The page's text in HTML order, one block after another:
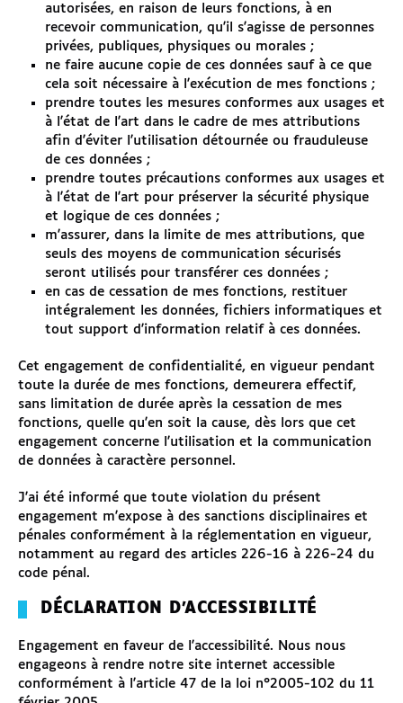
autorisées, en raison de leurs fonctions, à en
recevoir communication, qu'il s'agisse de personnes
privées, publiques, physiques ou morales ;
ne faire aucune copie de ces données sauf à ce que
cela soit nécessaire à l'exécution de mes fonctions ;
prendre toutes les mesures conformes aux usages et
à l'état de l'art dans le cadre de mes attributions
afin d'éviter l'utilisation détournée ou frauduleuse
de ces données ;
prendre toutes précautions conformes aux usages et
à l'état de l'art pour préserver la sécurité physique
et logique de ces données ;
m'assurer, dans la limite de mes attributions, que
seuls des moyens de communication sécurisés
seront utilisés pour transférer ces données ;
en cas de cessation de mes fonctions, restituer
intégralement les données, fichiers informatiques et
tout support d'information relatif à ces données.
Cet engagement de confidentialité, en vigueur pendant
toute la durée de mes fonctions, demeurera effectif,
sans limitation de durée après la cessation de mes
fonctions, quelle qu'en soit la cause, dès lors que cet
engagement concerne l'utilisation et la communication
de données à caractère personnel.
J'ai été informé que toute violation du présent
engagement m'expose à des sanctions disciplinaires et
pénales conformément à la réglementation en vigueur,
notamment au regard des articles 226-16 à 226-24 du
code pénal.
DÉCLARATION D'ACCESSIBILITÉ
Engagement en faveur de l'accessibilité. Nous nous
engageons à rendre notre site internet accessible
conformément à l'article 47 de la loi n°2005-102 du 11